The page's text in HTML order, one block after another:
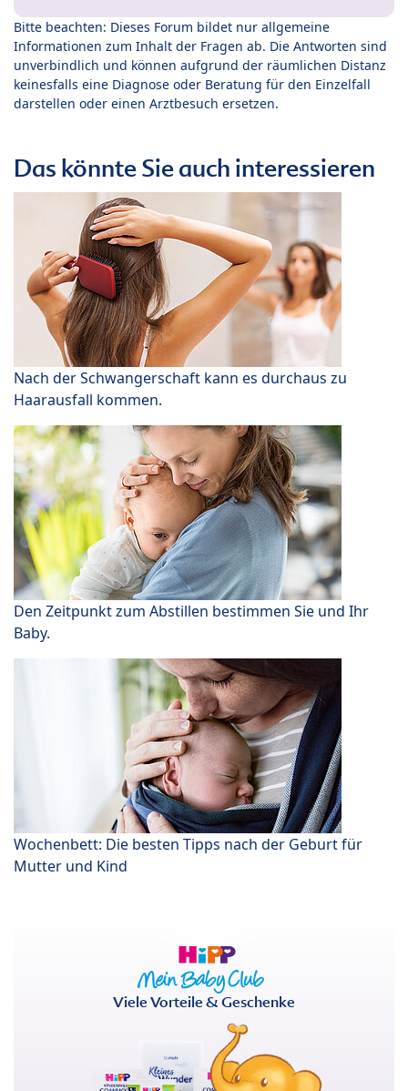
Bitte beachten: Dieses Forum bildet nur allgemeine
Informationen zum Inhalt der Fragen ab. Die Antworten sind
unverbindlich und können aufgrund der räumlichen Distanz
keinesfalls eine Diagnose oder Beratung für den Einzelfall
darstellen oder einen Arztbesuch ersetzen.
Das könnte Sie auch interessieren
Nach der Schwangerschaft kann es durchaus zu
Haarausfall kommen.
Den Zeitpunkt zum Abstillen bestimmen Sie und Ihr
Baby.
Wochenbett: Die besten Tipps nach der Geburt für
Mutter und Kind
Viele Vorteile & Geschenke